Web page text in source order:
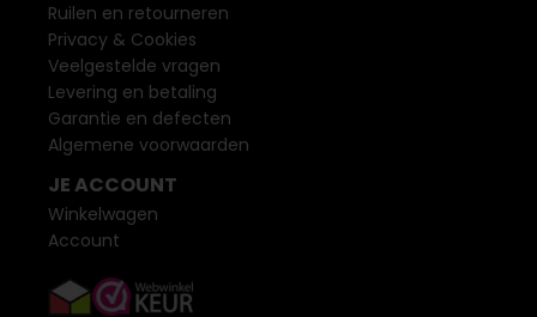
Ruilen en retourneren
Privacy & Cookies
Veelgestelde vragen
Levering en betaling
Garantie en defecten
Algemene voorwaarden
JE ACCOUNT
Winkelwagen
Account